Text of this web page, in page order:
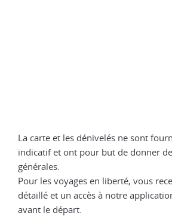
La carte et les dénivelés ne sont
indicatif et ont pour but de donner
générales.
Pour les voyages en liberté, vous
détaillé et un accès à notre
avant le départ.